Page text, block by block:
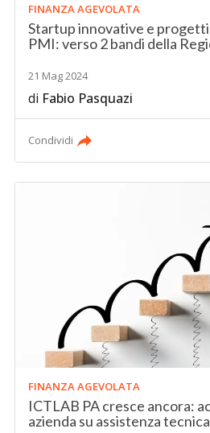
FINANZA AGEVOLATA
Startup innovative e
PMI: verso 2 bandi della
21 Mag 2024
di Fabio Pasquazi
Condividi
FINANZA AGEVOLATA
ICTLAB PA cresce ancora:
azienda su assistenza